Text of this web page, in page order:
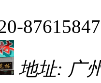
87615847
地址: 广